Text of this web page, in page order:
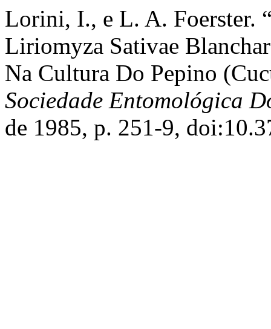
Lorini, I., e L. A. Foerster.
Liriomyza Sativae
Na Cultura Do Pepino
Sociedade Entomológica
de 1985, p. 251-9,